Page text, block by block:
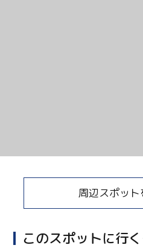
周辺スポット
このスポットに行